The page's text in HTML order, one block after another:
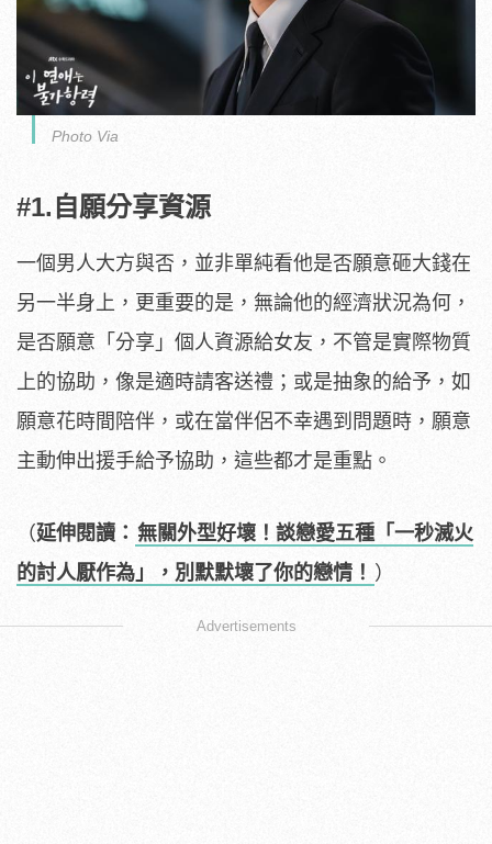
Photo Via
#1.自願分享資源
一個男人大方與否，並非單純看他是否願意砸大錢在
另一半身上，更重要的是，無論他的經濟狀況為何，
是否願意「分享」個人資源給女友，不管是實際物質
上的協助，像是適時請客送禮；或是抽象的給予，如
願意花時間陪伴，或在當伴侶不幸遇到問題時，願意
主動伸出援手給予協助，這些都才是重點。
（延伸閱讀： 無關外型好壞！談戀愛五種「一秒滅火
的討人厭作為」，別默默壞了你的戀情！ ）
Advertisements